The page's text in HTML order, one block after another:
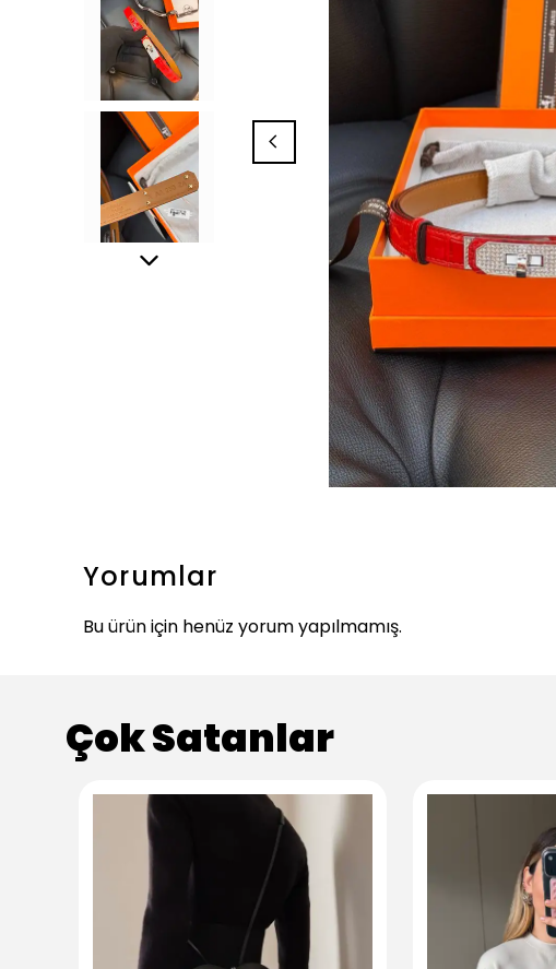
Yorumlar
Bu ürün için henüz yorum yapılmamış.
Çok Satanlar